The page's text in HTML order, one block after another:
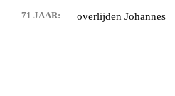
71 JAAR: overlijden Johannes